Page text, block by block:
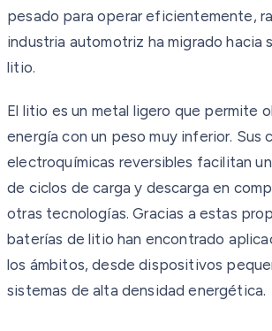
pesado para operar eficientemente,
industria automotriz ha migrado hacia
litio.
El litio es un metal ligero que permite
energía con un peso muy inferior. Sus
electroquímicas reversibles facilitan
de ciclos de carga y descarga en
otras tecnologías. Gracias a estas
baterías de litio han encontrado
los ámbitos, desde dispositivos
sistemas de alta densidad energética.